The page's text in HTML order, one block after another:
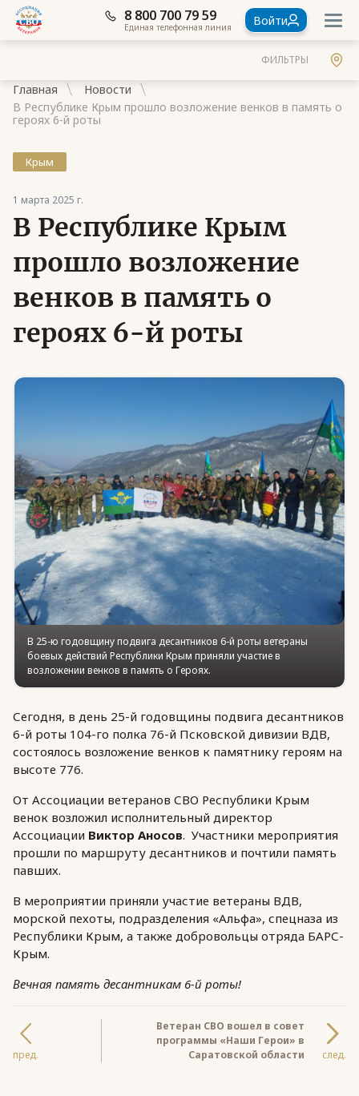
8 800 700 79 59
Единая телефонная линия Войти
ФИЛЬТРЫ
Главная
Новости
В Республике Крым прошло возложение венков в память о
героях 6-й роты
Крым
1 марта 2025 г.
В Республике Крым
прошло возложение
венков в память о
героях 6-й роты
В 25-ю годовщину подвига десантников 6-й роты ветераны
боевых действий Республики Крым приняли участие в
возложении венков в память о Героях.
Сегодня, в день 25-й годовщины подвига десантников
6-й роты 104-го полка 76-й Псковской дивизии ВДВ,
состоялось возложение венков к памятнику героям на
высоте 776.
От Ассоциации ветеранов СВО Республики Крым
венок возложил исполнительный директор
Ассоциации Виктор Аносов. Участники мероприятия
прошли по маршруту десантников и почтили память
павших.
В мероприятии приняли участие ветераны ВДВ,
морской пехоты, подразделения «Альфа», спецназа из
Республики Крым, а также добровольцы отряда БАРС-
Крым.
Вечная память десантникам 6-й роты!
пред.
Ветеран СВО вошел в совет
программы «Наши Герои» в
Саратовской области
след.
Контакты
Стать членом Ассоциации ветеранов СВО
Ассоциация в субъектах России
Частые вопросы
Региональные меры поддержки